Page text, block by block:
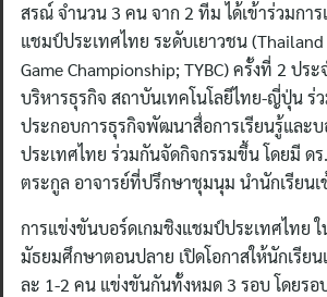
สรณ์ จำนวน 3 คน จาก 2 ทีม ได้เข้าร่วมกา
แชมป์ประเทศไทย ระดับเยาวชน (Thailand
Game Championship; TYBC) ครั้งที่ 2 ป
บริหารธุรกิจ สถาบันเทคโนโลยีไทย-ญี่ปุ่น ร่
ประกอบการธุรกิจพัฒนาสื่อการเรียนรู้และบ
ประเทศไทย ร่วมกันจัดกิจกรรมขึ้น โดยมี ด
ตระกูล อาจารย์ที่ปรึกษาชุมนุม นำนักเรียนเ
การแข่งขันบอร์ดเกมชิงแชมป์ประเทศไทย
มัธยมศึกษาตอนปลาย เปิดโอกาสให้นักเรีย
ละ 1-2 คน แข่งขันกันทั้งหมด 3 รอบ โดยรอ